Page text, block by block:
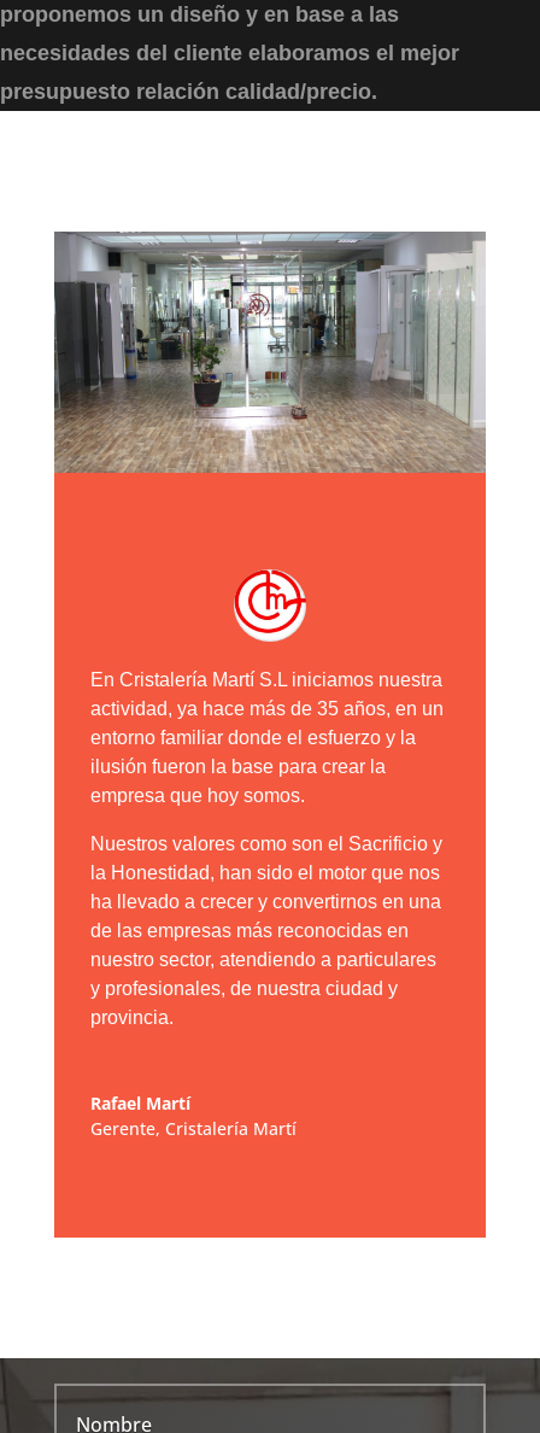
proponemos un diseño y en base a las
necesidades del cliente elaboramos el mejor
presupuesto relación calidad/precio.
En Cristalería Martí S.L iniciamos nuestra
actividad, ya hace más de 35 años, en un
entorno familiar donde el esfuerzo y la
ilusión fueron la base para crear la
empresa que hoy somos.
Nuestros valores como son el Sacrificio y
la Honestidad, han sido el motor que nos
ha llevado a crecer y convertirnos en una
de las empresas más reconocidas en
nuestro sector, atendiendo a particulares
y profesionales, de nuestra ciudad y
provincia.
Rafael Martí
Gerente, Cristalería Martí